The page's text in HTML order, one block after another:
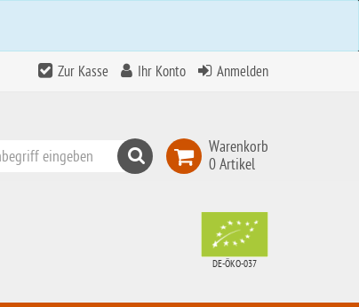
Zur Kasse Ihr Konto Anmelden
Warenkorb
0 Artikel
Suchen
DE-ÖKO-037